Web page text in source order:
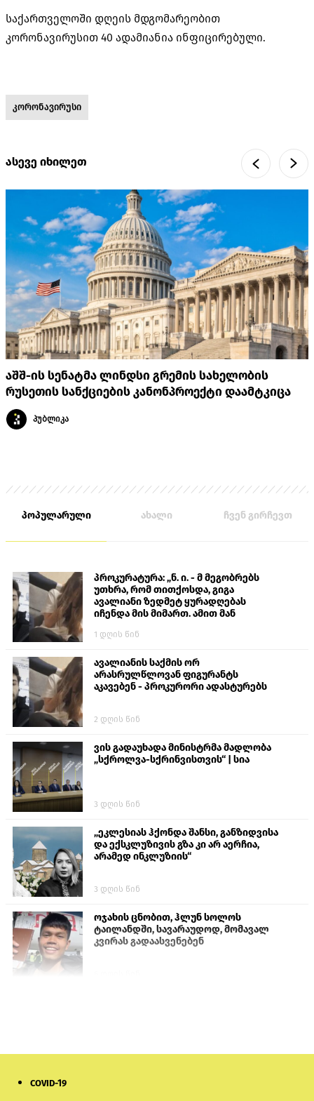
საქართველოში დღეის მდგომარეობით
კორონავირუსით 40 ადამიანია ინფიცირებული.
კორონავირუსი
ასევე იხილეთ
აშშ-ის სენატმა ლინდსი გრემის სახელობის
რუსეთის სანქციების კანონპროექტი დაამტკიცა
პუბლიკა
პოპულარული ახალი ჩვენ გირჩევთ
პროკურატურა: „ნ. ი. - მ მეგობრებს
უთხრა, რომ თითქოსდა, გიგა
ავალიანი ზედმეტ ყურადღებას
იჩენდა მის მიმართ. ამით მან
თავს დასხმოდა გიგა ავალიანს“
1 დღის წინ
ავალიანის საქმის ორ
არასრულწლოვან ფიგურანტს
აკავებენ - პროკურორი ადასტურებს
2 დღის წინ
ვის გადაუხადა მინისტრმა მადლობა
„სქროლვა-სქრინვისთვის“ | სია
3 დღის წინ
„ეკლესიას ჰქონდა შანსი, განზიდვისა
და ექსკლუზივის გზა კი არ აერჩია,
არამედ ინკლუზიის“
3 დღის წინ
ოჯახის ცნობით, ჰლუნ სოლოს
ტაილანდში, სავარაუდოდ, მომავალ
კვირას გადაასვენებენ
COVID-19